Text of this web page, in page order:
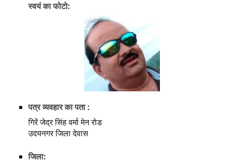
स्वयं का फोटो:
पत्र व्यवहार का पता :
गिरें जेद्र सिंह वर्मा मेन रोड
उदयनगर जिला देवास
जिला: